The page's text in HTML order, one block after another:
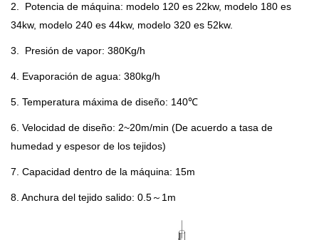
2. Potencia de máquina: modelo 120 es 22kw, modelo 180 es
34kw, modelo 240 es 44kw, modelo 320 es 52kw.
3. Presión de vapor: 380Kg/h
4. Evaporación de agua: 380kg/h
5. Temperatura máxima de diseño: 140℃
6. Velocidad de diseño: 2~20m/min (De acuerdo a tasa de
humedad y espesor de los tejidos)
7. Capacidad dentro de la máquina: 15m
8. Anchura del tejido salido: 0.5～1m